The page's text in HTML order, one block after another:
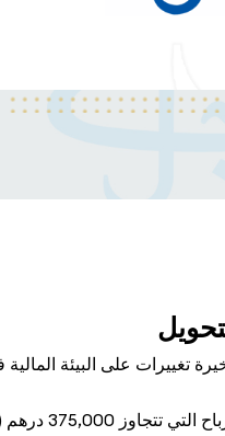
تغييرات على البيئة المالية